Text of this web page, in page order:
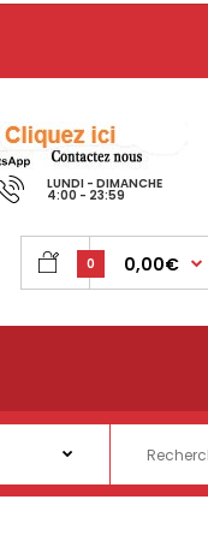
LUNDI - DIMANCHE
4:00 - 23:59
0 0,00€